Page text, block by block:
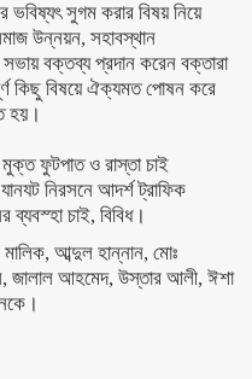
ভবিষ্যৎ সুগম করার বিষয় নিয়ে
উন্নয়ন, সহাবস্থান
সভায় বক্তব্য প্রদান করেন বক্তারা
কিছু বিষয়ে ঐক্যমত পোষন করে
হয়।
ফুটপাত ও রাস্তা চাই
নিরসনে আদর্শ ট্রাফিক
ব্যবস্হা চাই, বিবিধ।
আব্দুল হান্নান, মোঃ
জালাল আহমেদ, উস্তার আলী, ঈশা